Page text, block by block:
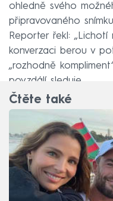
ohledně svého
připravovaného
Reporter řekl:
konverzaci berou v
„rozhodně
povzdálí sleduje.
Čtěte také